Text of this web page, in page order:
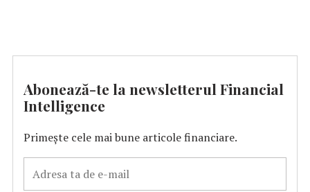
Abonează-te la newsletterul Financial
Intelligence
Primește cele mai bune articole financiare.